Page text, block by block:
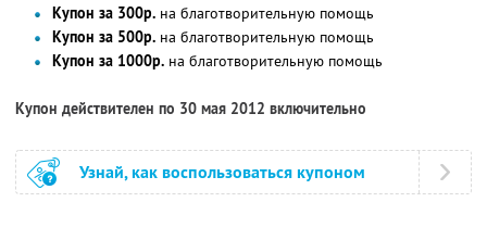
Купон за 300р. на благотворительную помощь
Купон за 500р. на благотворительную помощь
Купон за 1000р. на благотворительную помощь
Купон действителен по 30 мая 2012 включительно
Узнай, как воспользоваться купоном